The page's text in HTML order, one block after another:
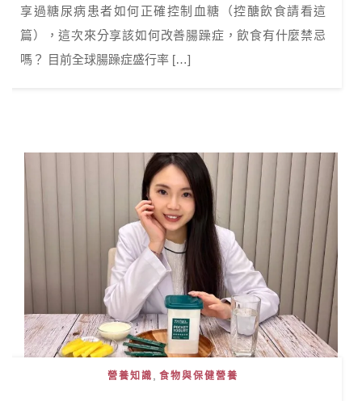
享過糖尿病患者如何正確控制血糖（控醣飲食請看這
篇），這次來分享該如何改善腸躁症，飲食有什麼禁忌
嗎？ 目前全球腸躁症盛行率 […]
營養知識 , 食物與保健營養